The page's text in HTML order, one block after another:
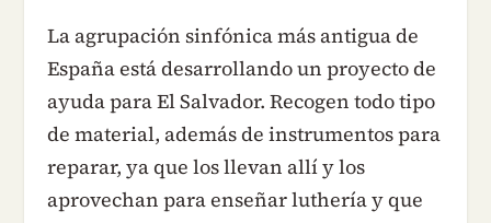
La agrupación sinfónica más antigua de
España está desarrollando un proyecto de
ayuda para El Salvador. Recogen todo tipo
de material, además de instrumentos para
reparar, ya que los llevan allí y los
aprovechan para enseñar luthería y que